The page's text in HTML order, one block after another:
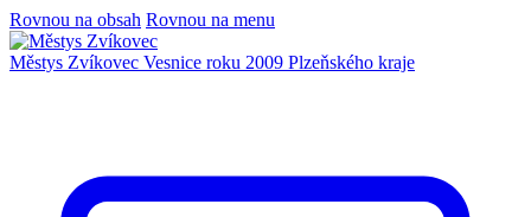
Rovnou na obsah Rovnou na menu
Městys Zvíkovec Vesnice roku 2009 Plzeňského kraje